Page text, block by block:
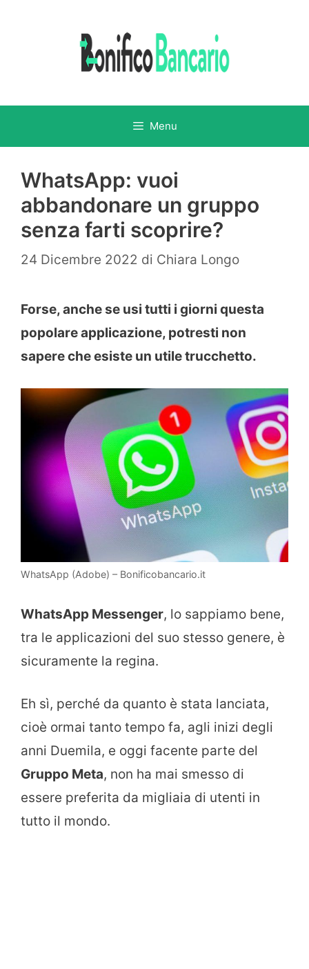
Menu
WhatsApp: vuoi
abbandonare un gruppo
senza farti scoprire?
24 Dicembre 2022 di Chiara Longo
Forse, anche se usi tutti i giorni questa
popolare applicazione, potresti non
sapere che esiste un utile trucchetto.
WhatsApp (Adobe) – Bonificobancario.it
WhatsApp Messenger, lo sappiamo bene,
tra le applicazioni del suo stesso genere, è
sicuramente la regina.
Eh sì, perché da quanto è stata lanciata,
cioè ormai tanto tempo fa, agli inizi degli
anni Duemila, e oggi facente parte del
Gruppo Meta, non ha mai smesso di
essere preferita da migliaia di utenti in
tutto il mondo.